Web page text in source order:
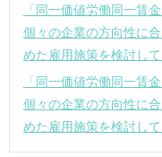
「同一価値労働同一賃
個々の企業の方向性に
めた雇用施策を検討して
「同一価値労働同一賃
個々の企業の方向性に
めた雇用施策を検討して